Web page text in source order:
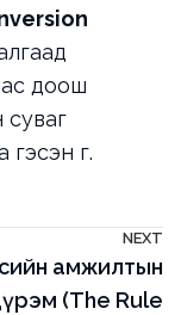
доош
гэсэн үг.
NEXT
амжилтын
(The Rule